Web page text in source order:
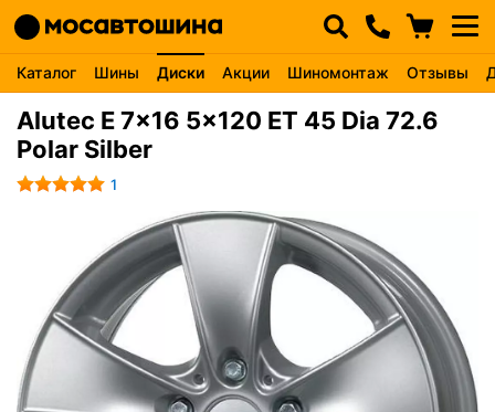
Каталог Шины Диски Акции Шиномонтаж Отзывы
Alutec E 7x16 5x120 ET 45 Dia 72.6
Polar Silber
1